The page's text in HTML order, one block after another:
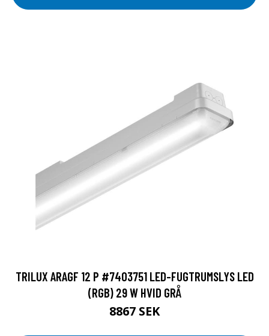
TRILUX ARAGF 12 P #7403751 LED-FUGTRUMSLYS LED
(RGB) 29 W HVID GRÅ
8867 SEK